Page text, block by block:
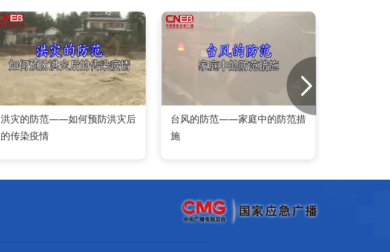
洪灾的防范——如何预防洪灾后
的传染疫情
台风的防范——家庭中的防范措
施